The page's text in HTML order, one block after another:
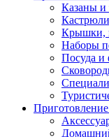
Казаны
Крышки,
Наборы
Посуда и